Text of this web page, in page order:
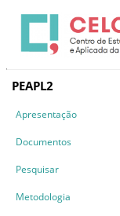
PEAPL2
Apresentação
Documentos
Pesquisar
Metodologia